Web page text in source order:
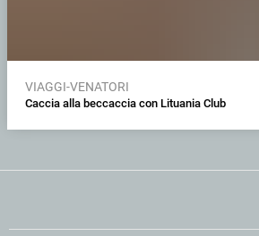
VIAGGI-VENATORI
Caccia alla beccaccia con Lituania Club